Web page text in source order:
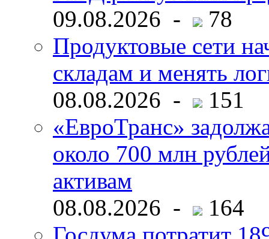
09.08.2026 -
78
Продуктовые сети
складам и менять
08.08.2026 -
151
«ЕвроТранс»
около 700 млн
активам
08.08.2026 -
164